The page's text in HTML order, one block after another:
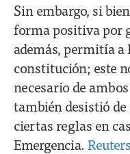
Sin embargo, si
forma positiva por
además, permitía
constitución; este
necesario de
también desistió
ciertas reglas en
Emergencia. Reuters